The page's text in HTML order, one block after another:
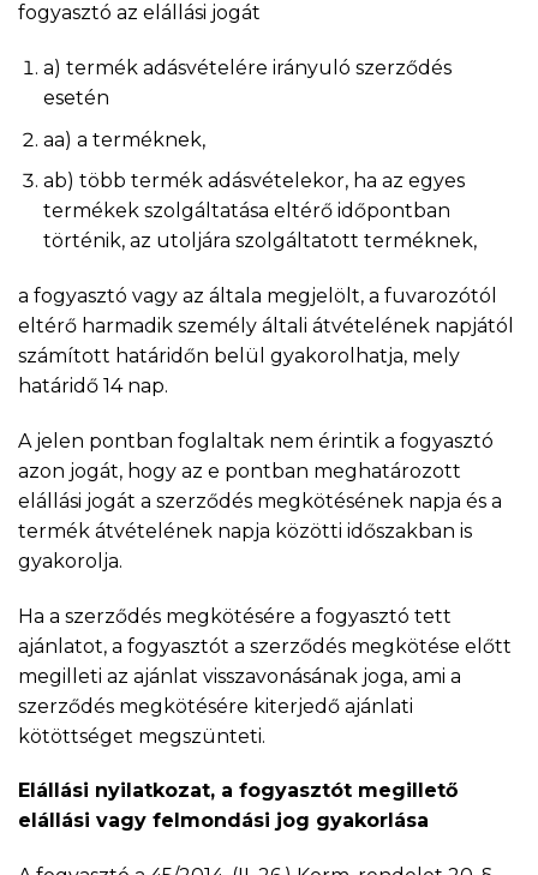
fogyasztó az elállási jogát
a) termék adásvételére irányuló szerződés
esetén
aa) a terméknek,
ab) több termék adásvételekor, ha az egyes
termékek szolgáltatása eltérő időpontban
történik, az utoljára szolgáltatott terméknek,
a fogyasztó vagy az általa megjelölt, a fuvarozótól
eltérő harmadik személy általi átvételének napjától
számított határidőn belül gyakorolhatja, mely
határidő 14 nap.
A jelen pontban foglaltak nem érintik a fogyasztó
azon jogát, hogy az e pontban meghatározott
elállási jogát a szerződés megkötésének napja és a
termék átvételének napja közötti időszakban is
gyakorolja.
Ha a szerződés megkötésére a fogyasztó tett
ajánlatot, a fogyasztót a szerződés megkötése előtt
megilleti az ajánlat visszavonásának joga, ami a
szerződés megkötésére kiterjedő ajánlati
kötöttséget megszünteti.
Elállási nyilatkozat, a fogyasztót megillető
elállási vagy felmondási jog gyakorlása